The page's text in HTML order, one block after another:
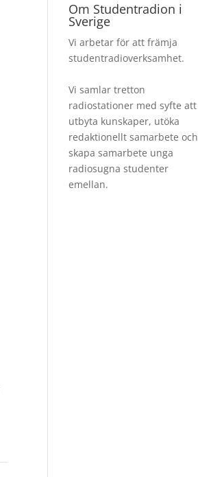
Om Studentradion i
Sverige
Vi arbetar för att främja
studentradioverksamhet.
Vi samlar tretton
radiostationer med syfte att
utbyta kunskaper, utöka
redaktionellt samarbete och
skapa samarbete unga
radiosugna studenter
emellan.